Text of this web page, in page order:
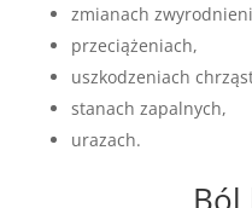
zmianach
przeciążeniach,
uszkodzeniach
stanach zapalnych,
urazach.